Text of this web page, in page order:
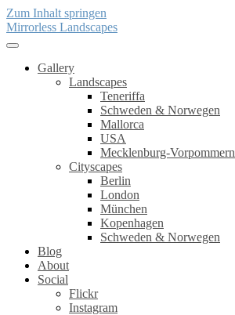
Zum Inhalt springen
Mirrorless Landscapes
Gallery
Landscapes
Teneriffa
Schweden & Norwegen
Mallorca
USA
Mecklenburg-Vorpommern
Cityscapes
Berlin
London
München
Kopenhagen
Schweden & Norwegen
Blog
About
Social
Flickr
Instagram